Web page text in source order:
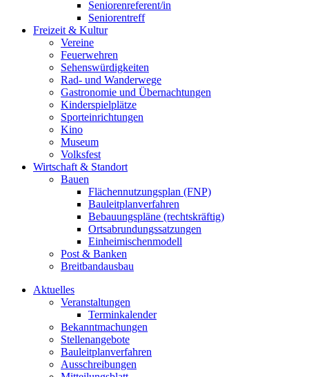
Seniorenreferent/in
Seniorentreff
Freizeit & Kultur
Vereine
Feuerwehren
Sehenswürdigkeiten
Rad- und Wanderwege
Gastronomie und Übernachtungen
Kinderspielplätze
Sporteinrichtungen
Kino
Museum
Volksfest
Wirtschaft & Standort
Bauen
Flächennutzungsplan (FNP)
Bauleitplanverfahren
Bebauungspläne (rechtskräftig)
Ortsabrundungssatzungen
Einheimischenmodell
Post & Banken
Breitbandausbau
Aktuelles
Veranstaltungen
Terminkalender
Bekanntmachungen
Stellenangebote
Bauleitplanverfahren
Ausschreibungen